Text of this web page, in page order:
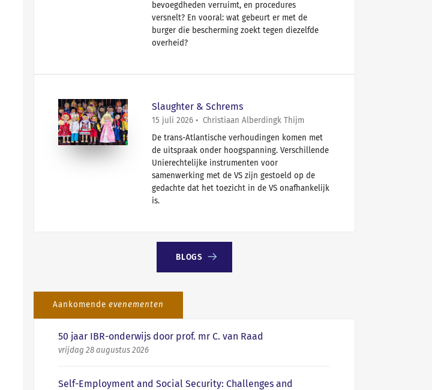
bevoegdheden verruimt, en procedures
versnelt? En vooral: wat gebeurt er met de
burger die bescherming zoekt tegen diezelfde
overheid?
Slaughter & Schrems
15 juli 2026
Christiaan Alberdingk Thijm
De trans-Atlantische verhoudingen komen met
de uitspraak onder hoogspanning. Verschillende
Unierechtelijke instrumenten voor
samenwerking met de VS zijn gestoeld op de
gedachte dat het toezicht in de VS onafhankelijk
is.
BLOGS
Aankomende evenementen
50 jaar IBR-onderwijs door prof. mr C. van Raad
vrijdag 28 augustus 2026
Self-Employment and Social Security: Challenges and